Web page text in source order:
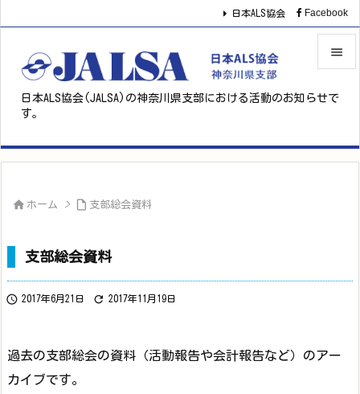
日本ALS協会(JALSA)の神奈川県支部における活動のお知らせで
す。

メニュ

日本ALS協会 Facebook
 ホーム >  支部総会資料
支部総会資料
 2017年6月21日  2017年11月19日
過去の支部総会の資料（活動報告や会計報告など）のアー
カイブです。